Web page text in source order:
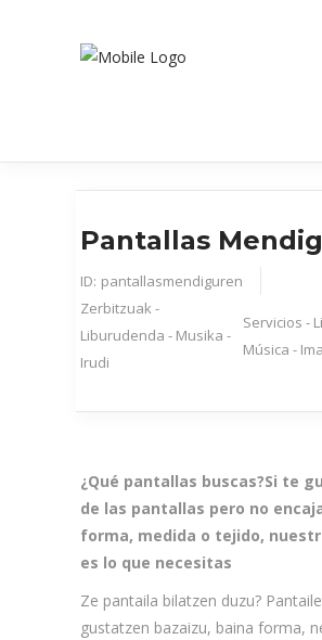
Pantallas
ID: pantallasmendiguren
Zerbitzuak -
Liburudenda - Musika -
Irudi
Servicios -
Música -
¿Qué pantallas buscas?Si te
de las pantallas pero no
forma, medida o tejido,
es lo que necesitas
Ze pantaila bilatzen duzu?
gustatzen bazaizu, baina forma,